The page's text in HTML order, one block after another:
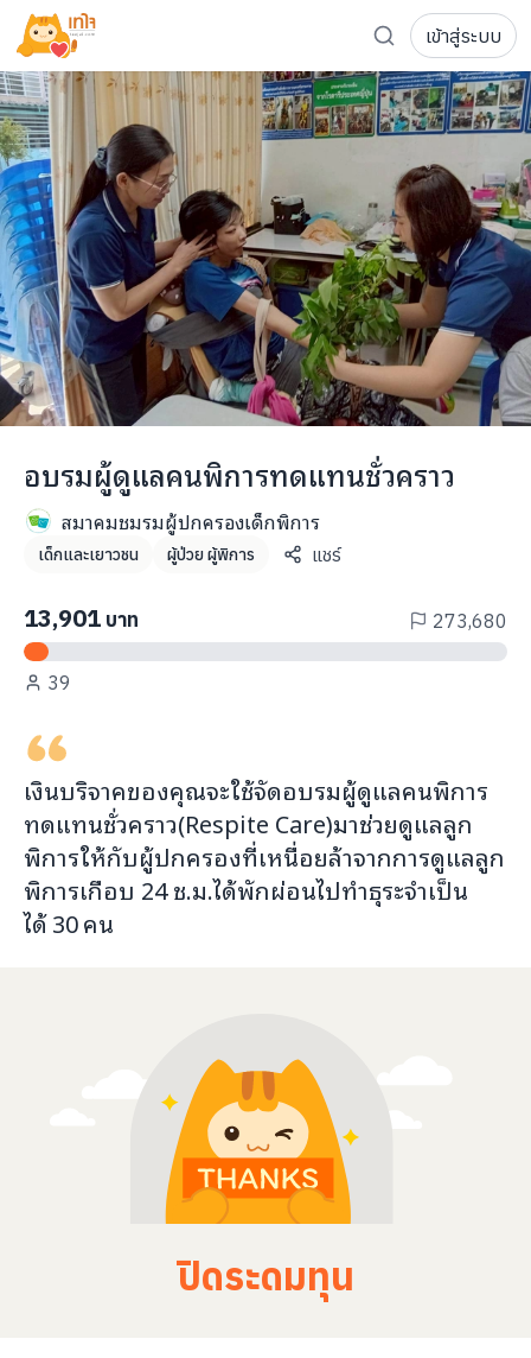
รู้จักเทใจ
โครงการ
เพจระดมทุน
เกี่ยวกับเรา
ความเคลื่อนไหว
ผู้บริจาค
การลดหย่อนภาษี
แฟนคลับศิลปิน
FAQ ผู้บริจาค
เจ้าของโครงการ
ส่งโครงการ
FAQ เจ้าของโครงการ
ติดต่อเรา
098-615-5885
info@taejai.com
นโยบายความเป็นส่วนตัว
นโยบายการใช้งานคุกกี้
ภาษา:
เข้าสู่ระบบ
อบรมผู้ดูแลคนพิการทดแทนชั่วคราว
สมาคมชมรมผู้ปกครองเด็กพิการ
เด็กและเยาวชน ผู้ป่วย ผู้พิการ แชร์
13,901 บาท 273,680
39
เงินบริจาคของคุณจะใช้จัดอบรมผู้ดูแลคนพิการ
ทดแทนชั่วคราว(Respite Care)มาช่วยดูแลลูก
พิการให้กับผู้ปกครองที่เหนื่อยล้าจากการดูแลลูก
พิการเกือบ 24 ช.ม.ได้พักผ่อนไปทำธุระจำเป็น
ได้30คน
ปิดระดมทุน